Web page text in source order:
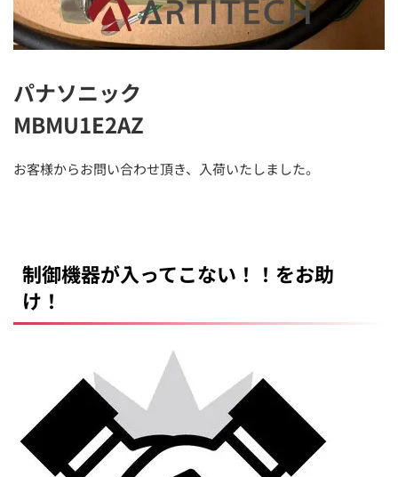
パナソニック
MBMU1E2AZ
お客様からお問い合わせ頂き、入荷いたしました。
制御機器が入ってこない！！をお助
け！